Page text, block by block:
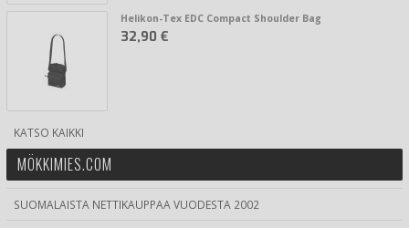
Helikon-Tex EDC Compact Shoulder Bag
32,90 €
KATSO KAIKKI
MÖKKIMIES.COM
SUOMALAISTA NETTIKAUPPAA VUODESTA 2002